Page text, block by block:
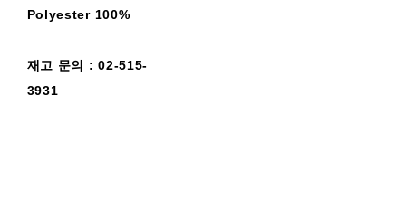
Polyester 100%
재고 문의 : 02-515-
3931